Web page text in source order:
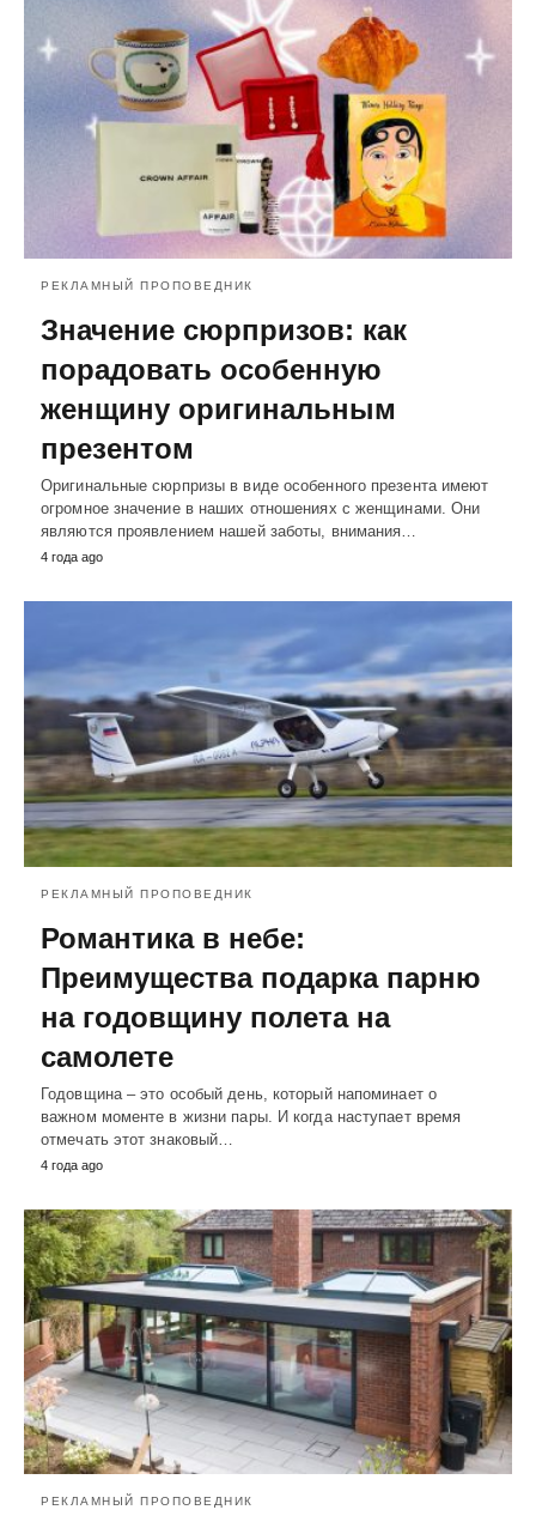
РЕКЛАМНЫЙ ПРОПОВЕДНИК
Значение сюрпризов: как
порадовать особенную
женщину оригинальным
презентом
Оригинальные сюрпризы в виде особенного презента имеют
огромное значение в наших отношениях с женщинами. Они
являются проявлением нашей заботы, внимания…
4 года ago
РЕКЛАМНЫЙ ПРОПОВЕДНИК
Романтика в небе:
Преимущества подарка парню
на годовщину полета на
самолете
Годовщина – это особый день, который напоминает о
важном моменте в жизни пары. И когда наступает время
отмечать этот знаковый…
4 года ago
РЕКЛАМНЫЙ ПРОПОВЕДНИК